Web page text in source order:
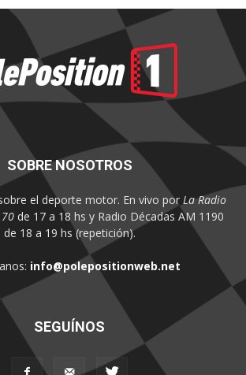
SOBRE NOSOTROS
el deporte motor. En vivo por La Radio
de 17 a 18 hs y Radio Décadas AM 1190
de 18 a 19 hs (repetición).
info@polepositionweb.net
SEGUÍNOS